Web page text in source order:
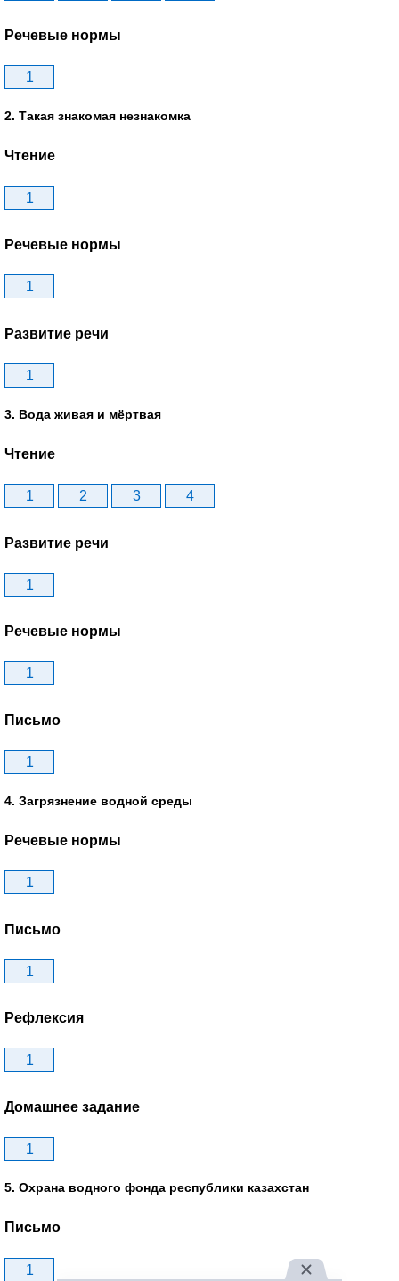
Речевые нормы
1
2. Такая знакомая незнакомка
Чтение
1
Речевые нормы
1
Развитие речи
1
3. Вода живая и мёртвая
Чтение
1 2 3 4
Развитие речи
1
Речевые нормы
1
Письмо
1
4. Загрязнение водной среды
Речевые нормы
1
Письмо
1
Рефлексия
1
Домашнее задание
1
5. Охрана водного фонда республики казахстан
Письмо
1